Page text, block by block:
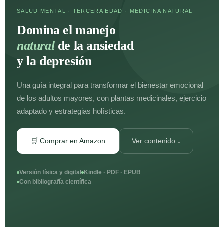
SALUD MENTAL · TERCERA EDAD · MEDICINA NATURAL
Domina el manejo
naturalde la ansiedad
y la depresión
Una guía integral para transformar el bienestar emocional
de los adultos mayores, con plantas medicinales, ejercicio
adaptado y estrategias holísticas.
🛒 Comprar en Amazon Ver contenido ↓
Versión física y digital
Kindle · PDF · EPUB
Con bibliografía científica